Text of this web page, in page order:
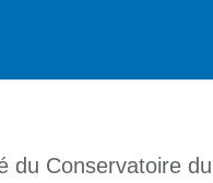
du Conservatoire